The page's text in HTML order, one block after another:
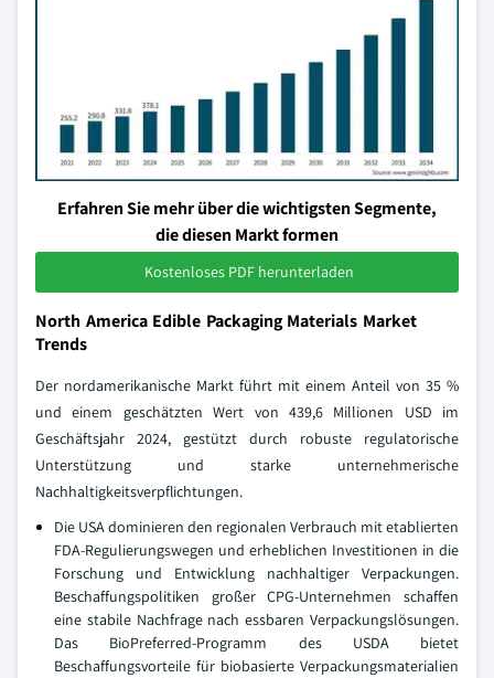
Erfahren Sie mehr über die wichtigsten Segmente,
die diesen Markt formen
Kostenloses PDF herunterladen
North America Edible Packaging Materials Market
Trends
Der nordamerikanische Markt führt mit einem Anteil von 35 %
und einem geschätzten Wert von 439,6 Millionen USD im
Geschäftsjahr 2024, gestützt durch robuste regulatorische
Unterstützung und starke unternehmerische
Nachhaltigkeitsverpflichtungen.
Die USA dominieren den regionalen Verbrauch mit etablierten
FDA-Regulierungswegen und erheblichen Investitionen in die
Forschung und Entwicklung nachhaltiger Verpackungen.
Beschaffungspolitiken großer CPG-Unternehmen schaffen
eine stabile Nachfrage nach essbaren Verpackungslösungen.
Das BioPreferred-Programm des USDA bietet
Beschaffungsvorteile für biobasierte Verpackungsmaterialien